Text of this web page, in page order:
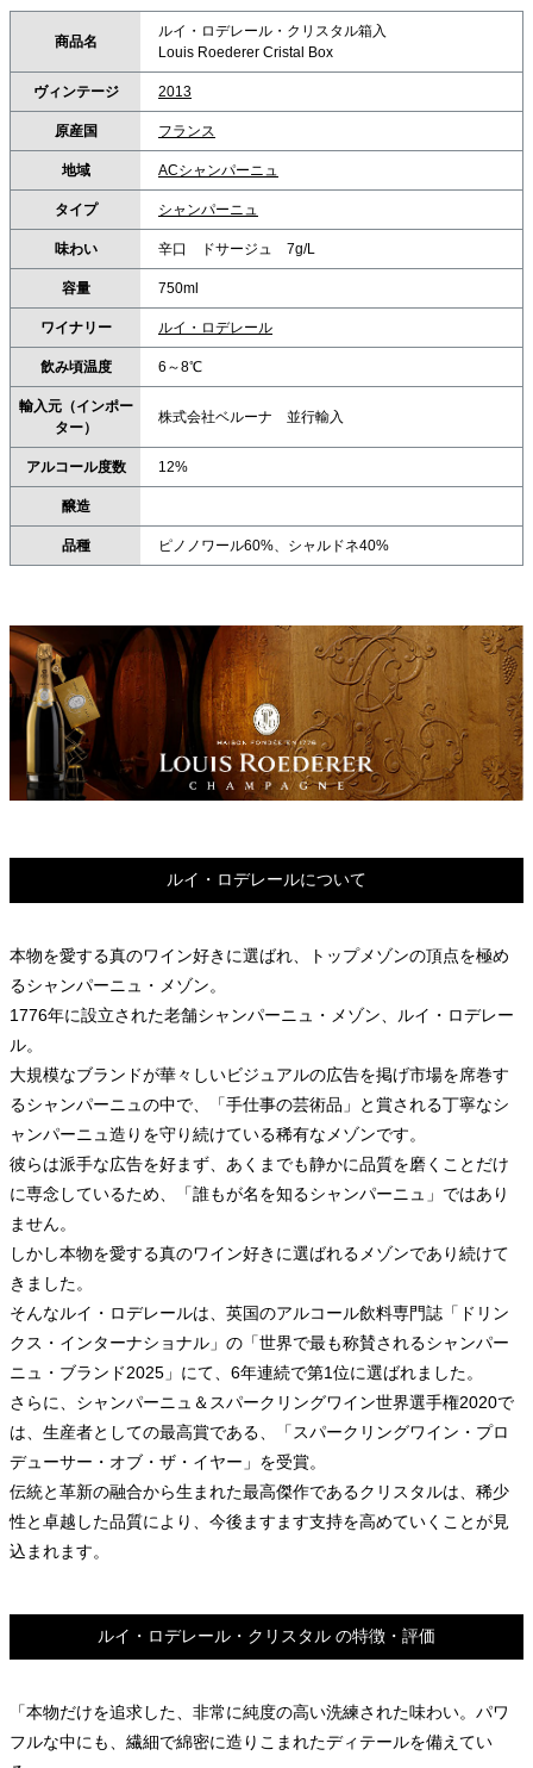
商品名
ルイ・ロデレール・クリスタル箱入
Louis Roederer Cristal Box
ヴィンテージ 2013
原産国 フランス
地域 ACシャンパーニュ
タイプ シャンパーニュ
味わい 辛口 ドサージュ 7g/L
容量 750ml
ワイナリー ルイ・ロデレール
飲み頃温度 6～8℃
輸入元（インポー
ター）
株式会社ベルーナ 並行輸入
アルコール度数 12%
醸造
品種 ピノノワール60%、シャルドネ40%
ルイ・ロデレールについて
本物を愛する真のワイン好きに選ばれ、トップメゾンの頂点を極め
るシャンパーニュ・メゾン。
1776年に設立された老舗シャンパーニュ・メゾン、ルイ・ロデレー
ル。
大規模なブランドが華々しいビジュアルの広告を掲げ市場を席巻す
るシャンパーニュの中で、「手仕事の芸術品」と賞される丁寧なシ
ャンパーニュ造りを守り続けている稀有なメゾンです。
彼らは派手な広告を好まず、あくまでも静かに品質を磨くことだけ
に専念しているため、「誰もが名を知るシャンパーニュ」ではあり
ません。
しかし本物を愛する真のワイン好きに選ばれるメゾンであり続けて
きました。
そんなルイ・ロデレールは、英国のアルコール飲料専門誌「ドリン
クス・インターナショナル」の「世界で最も称賛されるシャンパー
ニュ・ブランド2025」にて、6年連続で第1位に選ばれました。
さらに、シャンパーニュ＆スパークリングワイン世界選手権2020で
は、生産者としての最高賞である、「スパークリングワイン・プロ
デューサー・オブ・ザ・イヤー」を受賞。
伝統と革新の融合から生まれた最高傑作であるクリスタルは、稀少
性と卓越した品質により、今後ますます支持を高めていくことが見
込まれます。
ルイ・ロデレール・クリスタル の特徴・評価
「本物だけを追求した、非常に純度の高い洗練された味わい。パワ
フルな中にも、繊細で綿密に造りこまれたディテールを備えてい